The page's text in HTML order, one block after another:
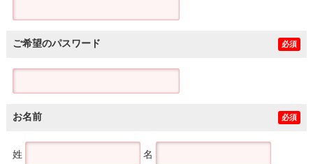
ご希望のパスワード 必須
お名前 必須
姓 名